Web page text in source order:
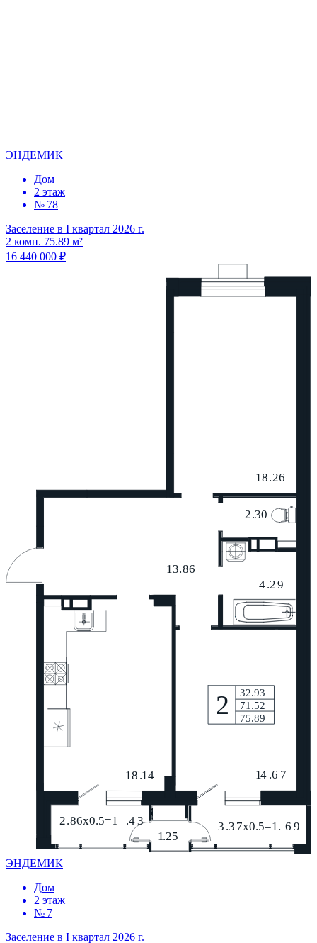
ЭНДЕМИК
Дом
2 этаж
№ 78
Заселение в I квартал 2026 г.
2 комн. 75.89 м²
16 440 000 ₽
ЭНДЕМИК
Дом
2 этаж
№ 7
Заселение в I квартал 2026 г.